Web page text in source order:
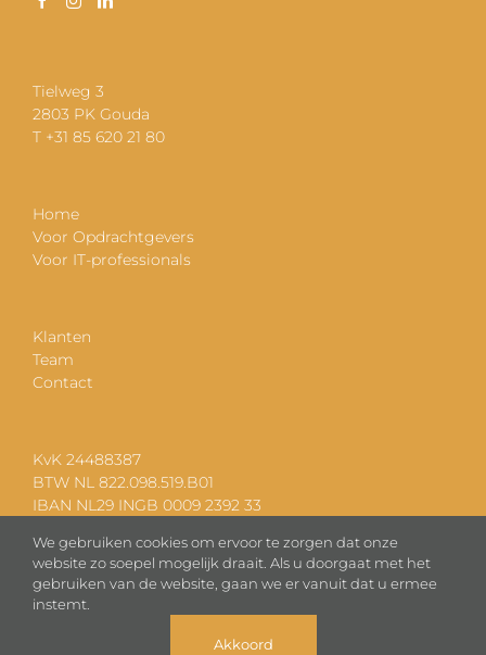
Tielweg 3
2803 PK Gouda
T +31 85 620 21 80
Home
Voor Opdrachtgevers
Voor IT-professionals
Klanten
Team
Contact
KvK 24488387
BTW NL 822.098.519.B01
IBAN NL29 INGB 0009 2392 33
Copyright 2025 Vaerder B.V. | Ontwerp:
We gebruiken cookies om ervoor te zorgen dat onze
website zo soepel mogelijk draait. Als u doorgaat met het
gebruiken van de website, gaan we er vanuit dat u ermee
instemt.
Akkoord